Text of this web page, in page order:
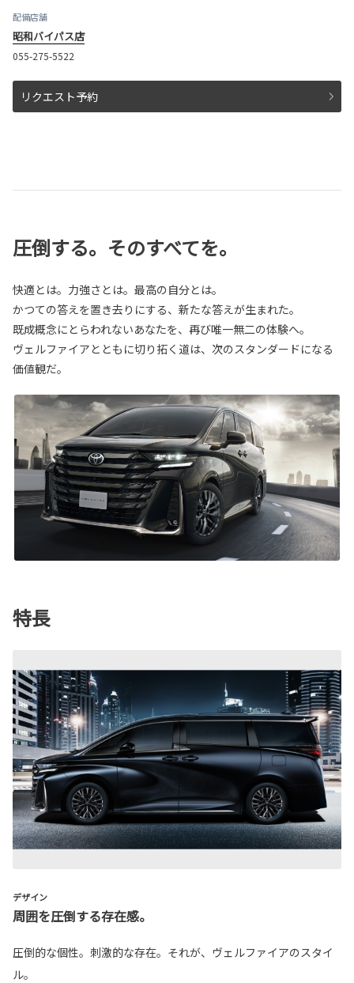
配備店舗
昭和バイパス店
055-275-5522
リクエスト予約
圧倒する。そのすべてを。
快適とは。力強さとは。最高の自分とは。
かつての答えを置き去りにする、新たな答えが生まれた。
既成概念にとらわれないあなたを、再び唯一無二の体験へ。
ヴェルファイアとともに切り拓く道は、次のスタンダードになる
価値観だ。
特長
デザイン
周囲を圧倒する存在感。
圧倒的な個性。刺激的な存在。それが、ヴェルファイアのスタイ
ル。